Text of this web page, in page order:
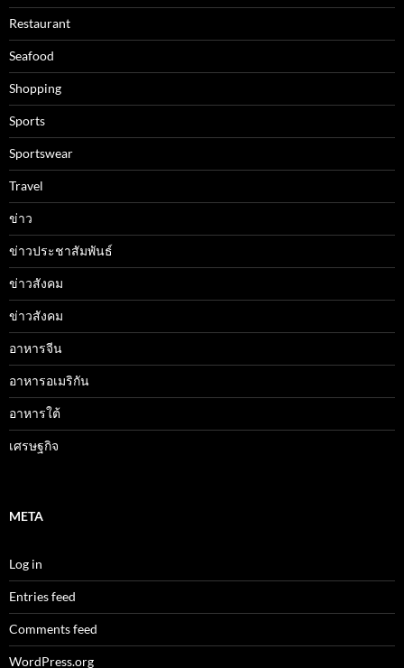
Restaurant
Seafood
Shopping
Sports
Sportswear
Travel
ข่าว
ข่าวประชาสัมพันธ์
ข่าวสังคม
ข่าวสังคม
อาหารจีน
อาหารอเมริกัน
อาหารใต้
เศรษฐกิจ
META
Log in
Entries feed
Comments feed
WordPress.org